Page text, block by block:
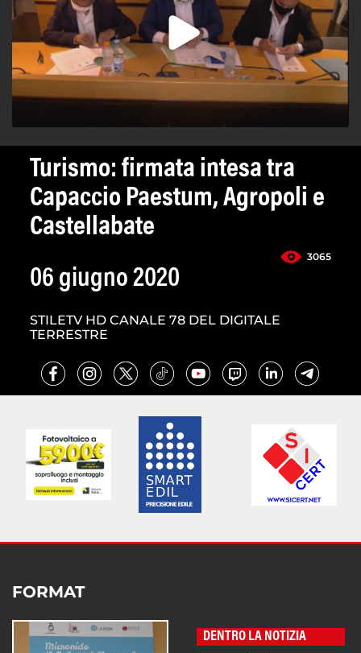
Turismo: firmata intesa tra
Capaccio Paestum, Agropoli e
Castellabate
3065
06 giugno 2020
STILETV HD CANALE 78 DEL DIGITALE
TERRESTRE
FORMAT
DENTRO LA NOTIZIA